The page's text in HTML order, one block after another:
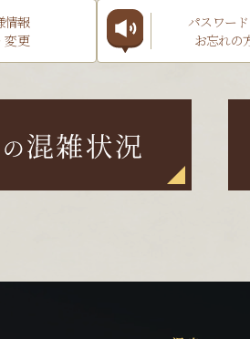
情報
変更
パスワー
お忘れの